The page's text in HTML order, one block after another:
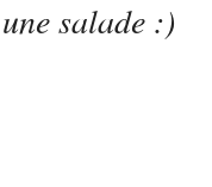
salade :)